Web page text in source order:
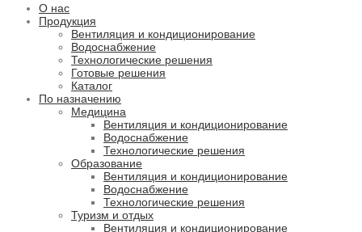
О нас
Продукция
Вентиляция и кондиционирование
Водоснабжение
Технологические решения
Готовые решения
Каталог
По назначению
Медицина
Вентиляция и кондиционирование
Водоснабжение
Технологические решения
Образование
Вентиляция и кондиционирование
Водоснабжение
Технологические решения
Туризм и отдых
Вентиляция и кондиционирование